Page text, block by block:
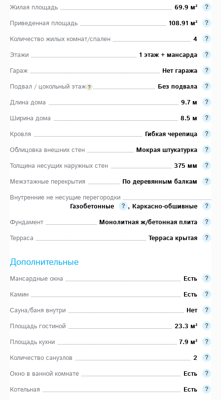
Жилая площадь
69.9 м²
Приведенная площадь
108.91 м²
Количество жилых комнат/спален
4
Этажи
1 этаж + мансарда
Гараж
Нет гаража
Подвал / цокольный этаж
Без подвала
Длина дома
9.7 м
Ширина дома
8.5 м
Кровля
Гибкая черепица
Облицовка внешних стен
Мокрая штукатурка
Толщина несущих наружных стен
375 мм
Межэтажные перекрытия
По деревянным балкам
Внутренние не несущие перегородки
Газобетонные
, Каркасно-обшивные
Фундамент
Монолитная ж/бетонная плита
Терраса
Терраса крытая
Дополнительные
Мансардные окна
Есть
Камин
Есть
Сауна/баня внутри
Нет
Площадь гостиной
23.3 м²
Площадь кухни
7.9 м²
Количество санузлов
2
Окно в ванной комнате
Есть
Котельная
Есть